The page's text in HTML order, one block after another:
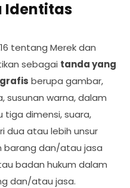
Identitas
tentang Merek dan
sebagai tanda yang
berupa gambar,
susunan warna, dalam
dimensi, suara,
dua atau lebih unsur
barang dan/atau jasa
badan hukum dalam
dan/atau jasa.